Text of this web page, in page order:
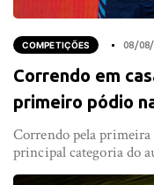
COMPETIÇÕES 08/
Correndo em
primeiro pódio
Correndo pela primeira
principal categoria do